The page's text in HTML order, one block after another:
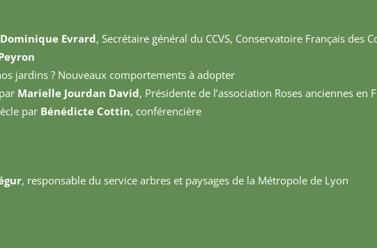
Dominique Evrard, Secrétaire général du CCVS, Conservatoire Français des
jardins ? Nouveaux comportements à adopter
Marielle Jourdan David, Présidente de l’association Roses anciennes en
par Bénédicte Cottin, conférencière
, responsable du service arbres et paysages de la Métropole de Lyon